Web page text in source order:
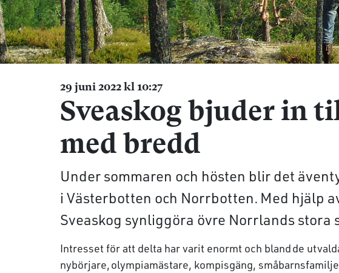
29 juni 2022 kl 10:27
Sveaskog bjuder in
med bredd
Under sommaren och hösten blir det
i Västerbotten och Norrbotten. Med hjälp
Sveaskog synliggöra övre Norrlands stora
Intresset för att delta har varit enormt och bland de
nybörjare, olympiamästare, kompisgäng,